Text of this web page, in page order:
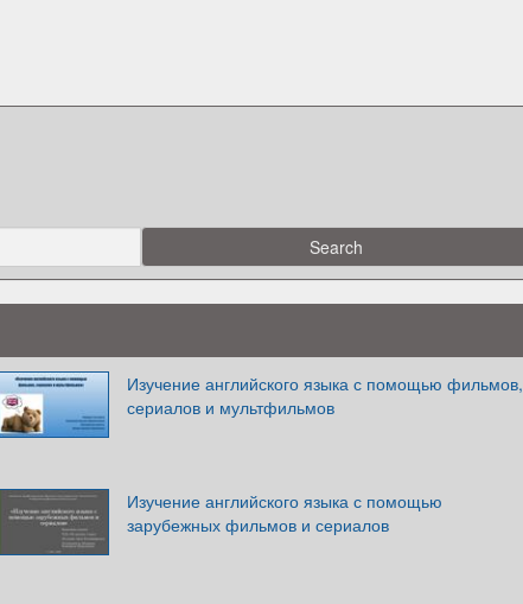
Изучение английского языка с помощью фильмов,
сериалов и мультфильмов
Изучение английского языка с помощью
зарубежных фильмов и сериалов